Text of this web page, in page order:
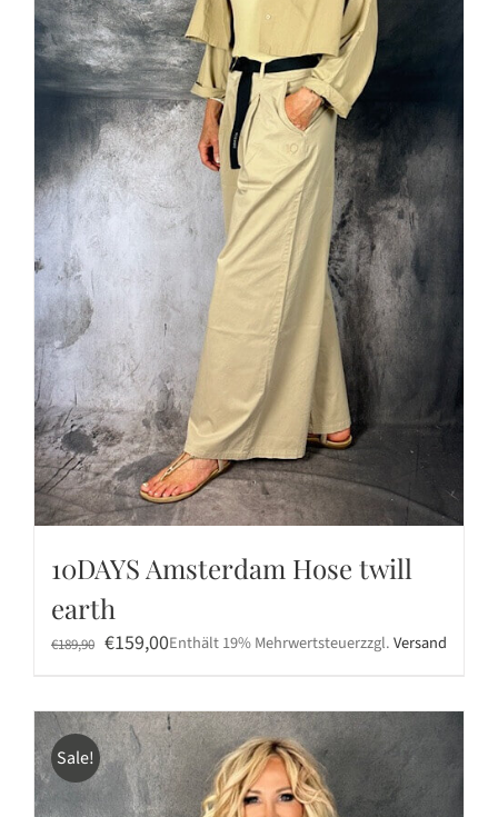
10DAYS Amsterdam Hose twill
earth
€189,90 Ursprünglicher
€189,90
€159,00Aktueller
€159,00.
Enthält 19% Mehrwertsteuerzzgl.Versand
Sale!